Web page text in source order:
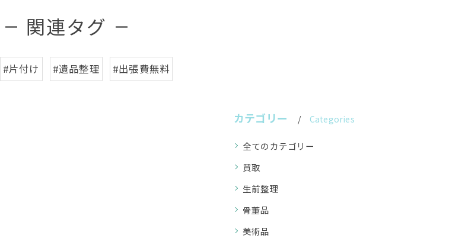
関連タグ
#片付け #遺品整理 #出張費無料
カテゴリー Categories
全てのカテゴリー
買取
生前整理
骨董品
美術品